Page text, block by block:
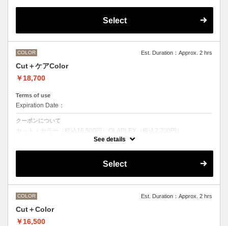
●髪の長さにより別途ロング料金を頂戴いたします。
●ポイントカラーなどのデザインカラーをご希望の場合、最終受付時間
Select
COLOR Est. Duration：Approx. 2 hrs
Cut＋ケアColor
￥18,700
Terms of use
Expiration Date：
クーポンについて
カット＋カラー（税込16,500円）OLAPLEX（税込2,200円）
前処理剤OLAPLEXを使ったカット＋ワンカラー
OLAPLEXを使うことでダメージを軽減させ、髪にツヤ、はりを与えま
●髪の長さにより別途ロング料金を頂戴いたします。
M ¥＋1100 L¥＋1650 LL¥＋2200
が異なりますので、別メニューをお選びください。
See details
Select
COLOR Est. Duration：Approx. 2 hrs
Cut＋Color
￥16,500